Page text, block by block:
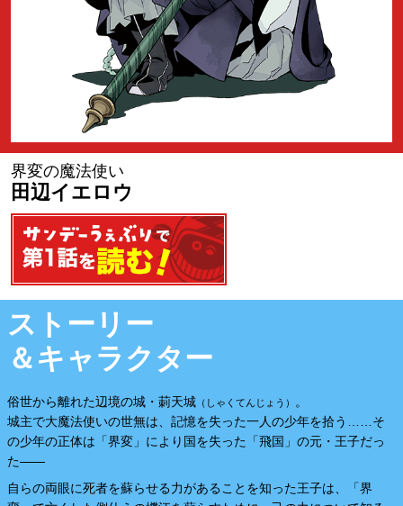
界変の魔法使い
田辺イエロウ
第1話を読む
ストーリー
＆キャラクター
俗世から離れた辺境の城・莿天城 （しゃくてんじょう）
。
城主で大魔法使いの世無は、記憶を失った一人の少年を拾う……そ
の少年の正体は「界変」により国を失った「飛国」の元・王子だっ
た――
自らの両眼に死者を蘇らせる力があることを知った王子は、「界